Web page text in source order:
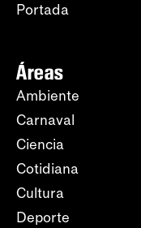
Portada
Áreas
Ambiente
Carnaval
Ciencia
Cotidiana
Cultura
Deporte